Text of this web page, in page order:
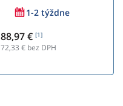
1-2 týždne
88,97 € [1]
72,33 € bez DPH